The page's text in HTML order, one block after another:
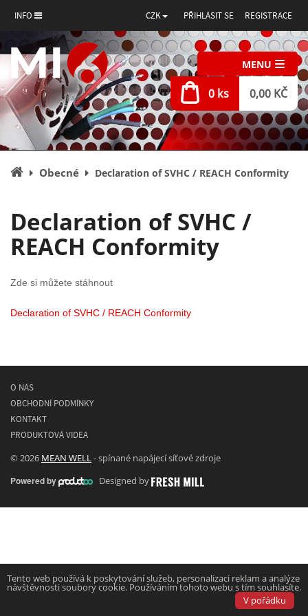
INFO CZK PŘIHLÁSIT SE REGISTRACE
MENU
0 ks 0,00 KČ
ÚvodníObecné Declaration of SVHC / REACH Conformity
Declaration of SVHC /
REACH Conformity
Zde si můžete stáhnout
Declaration of SVHC / REACH Conformity
O NÁS
OBCHODNÍ PODMÍNKY
KONTAKT
PRODUKTOVÁ VIDEA
© 2026 MEAN WELL- spínané napájecí síťové zdroje
Powered by
Designed by
Tento web používá k poskytování služeb, personalizaci reklam a analýze
návštěvnosti soubory cookie. Používáním tohoto webu s tím souhlasíte.
V pořádku